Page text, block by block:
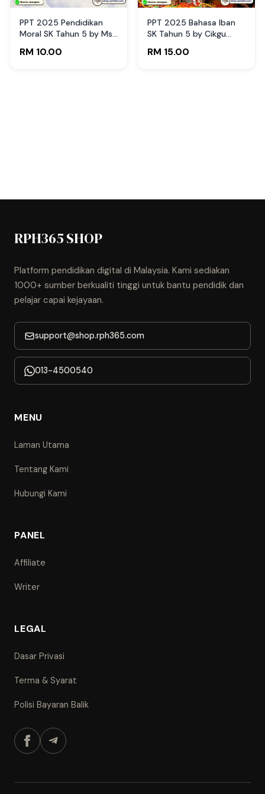
PPT 2025 Pendidikan
Moral SK Tahun 5 by Ms
RM 10.00
PPT 2025 Bahasa Iban
SK Tahun 5 by Cikgu
RM 15.00
RPH365 SHOP
Platform pendidikan digital di Malaysia. Kami sediakan
1000+ sumber berkualiti tinggi untuk bantu pendidik dan
pelajar capai kejayaan.
support@shop.rph365.com
013-4500540
MENU
Laman Utama
Tentang Kami
Hubungi Kami
PANEL
Affiliate
Writer
LEGAL
Dasar Privasi
Terma & Syarat
Polisi Bayaran Balik